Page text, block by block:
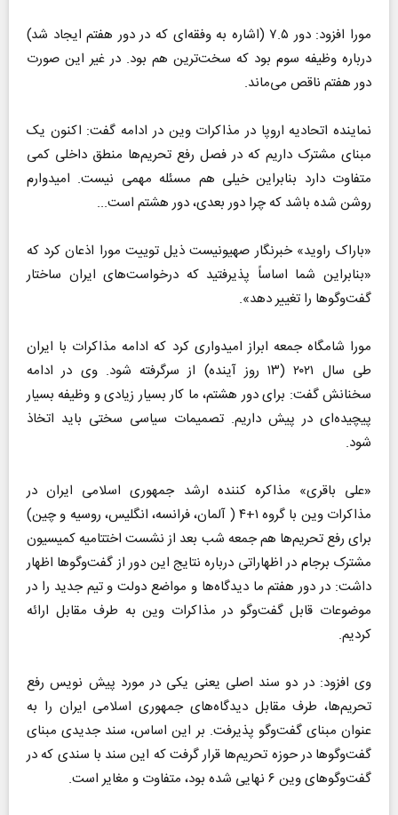
مورا افزود: دور ۷.۵ (اشاره به وفقه‌ای که در دور هفتم ایجاد شد)
درباره وظیفه سوم بود که سخت‌ترین هم بود. در غیر این صورت
دور هفتم ناقص می‌ماند.
نماینده اتحادیه اروپا در مذاکرات وین در ادامه گفت: اکنون یک
مبنای مشترک داریم که در فصل رفع تحریم‌ها منطق داخلی کمی
متفاوت دارد بنابراین خیلی هم مسئله مهمی نیست. امیدوارم
روشن شده باشد که چرا دور بعدی، دور هشتم است...
«باراک راوید» خبرنگار صهیونیست ذیل توییت مورا اذعان کرد که
«بنابراین شما اساساً پذیرفتید که درخواست‌های ایران ساختار
گفت‌وگوها را تغییر دهد».
مورا شامگاه جمعه ابراز امیدواری کرد که ادامه مذاکرات با ایران
طی سال ۲۰۲۱ (۱۳ روز آینده) از سرگرفته شود. وی در ادامه
سخنانش گفت: برای دور هشتم، ما کار بسیار زیادی و وظیفه بسیار
پیچیده‌ای در پیش داریم. تصمیمات سیاسی سختی باید اتخاذ
شود.
«علی باقری» مذاکره کننده ارشد جمهوری اسلامی ایران در
مذاکرات وین با گروه ۱+۴ ( آلمان، فرانسه، انگلیس، روسیه و چین)
برای رفع تحریم‌ها هم جمعه شب بعد از نشست اختتامیه کمیسیون
مشترک برجام در اظهاراتی درباره نتایج این دور از گفت‌‌وگوها اظهار
داشت: در دور هفتم ما دیدگاه‌ها و مواضع دولت و تیم جدید را در
موضوعات قابل گفت‌وگو در مذاکرات وین به طرف مقابل ارائه
کردیم.
وی افزود: در دو سند اصلی یعنی یکی در مورد پیش نویس رفع
تحریم‌ها، طرف مقابل دیدگاه‌های جمهوری اسلامی ایران را به
عنوان مبنای گفت‌وگو پذیرفت. بر این اساس، سند جدیدی مبنای
گفت‌وگوها در حوزه تحریم‌ها قرار گرفت که این سند با سندی که در
گفت‌وگوهای وین ۶ نهایی شده بود، متفاوت و مغایر است.